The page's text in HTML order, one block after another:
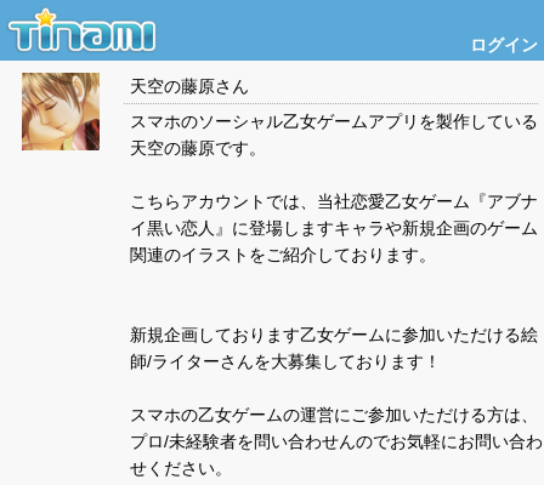
ログイン
天空の藤原さん
スマホのソーシャル乙女ゲームアプリを製作している
天空の藤原です。
こちらアカウントでは、当社恋愛乙女ゲーム『アブナ
イ黒い恋人』に登場しますキャラや新規企画のゲーム
関連のイラストをご紹介しております。
新規企画しております乙女ゲームに参加いただける絵
師/ライターさんを大募集しております！
スマホの乙女ゲームの運営にご参加いただける方は、
プロ/未経験者を問い合わせんのでお気軽にお問い合わ
せください。